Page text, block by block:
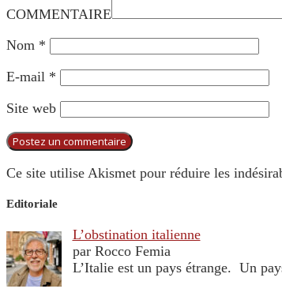
COMMENTAIRE
Nom *
E-mail *
Site web
Ce site utilise Akismet pour réduire les
Editoriale
L’obstination italienne
par Rocco Femia
L’Italie est un pays étrange. Un